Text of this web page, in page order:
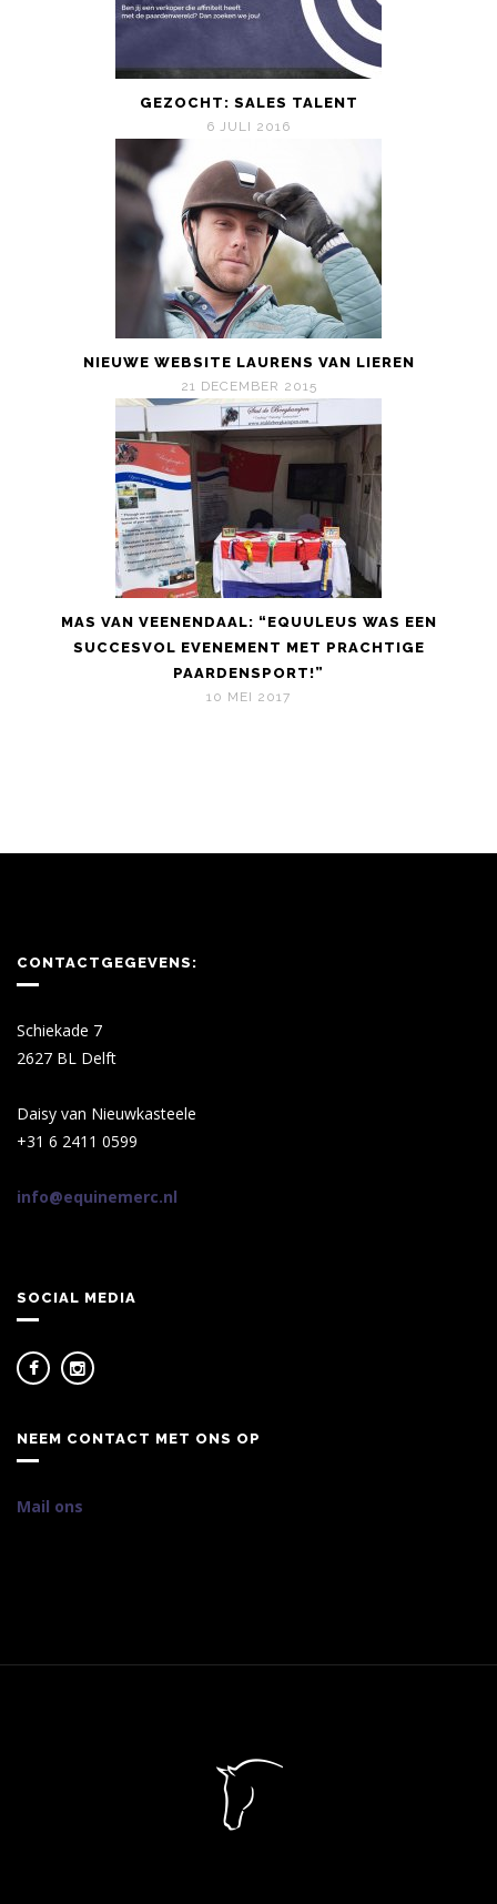
GEZOCHT: SALES TALENT
6 JULI 2016
NIEUWE WEBSITE LAURENS VAN LIEREN
21 DECEMBER 2015
MAS VAN VEENENDAAL: “EQUULEUS WAS EEN
SUCCESVOL EVENEMENT MET PRACHTIGE
PAARDENSPORT!”
10 MEI 2017
CONTACTGEGEVENS:
Schiekade 7
2627 BL Delft
Daisy van Nieuwkasteele
+31 6 2411 0599
info@equinemerc.nl
SOCIAL MEDIA
NEEM CONTACT MET ONS OP
Mail ons